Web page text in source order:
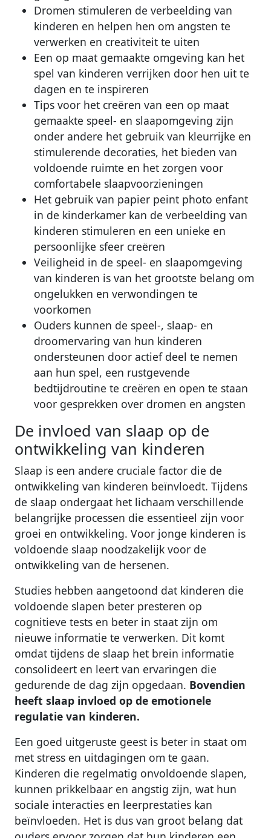
Dromen stimuleren de verbeelding van
kinderen en helpen hen om angsten te
verwerken en creativiteit te uiten
Een op maat gemaakte omgeving kan het
spel van kinderen verrijken door hen uit te
dagen en te inspireren
Tips voor het creëren van een op maat
gemaakte speel- en slaapomgeving zijn
onder andere het gebruik van kleurrijke en
stimulerende decoraties, het bieden van
voldoende ruimte en het zorgen voor
comfortabele slaapvoorzieningen
Het gebruik van papier peint photo enfant
in de kinderkamer kan de verbeelding van
kinderen stimuleren en een unieke en
persoonlijke sfeer creëren
Veiligheid in de speel- en slaapomgeving
van kinderen is van het grootste belang om
ongelukken en verwondingen te
voorkomen
Ouders kunnen de speel-, slaap- en
droomervaring van hun kinderen
ondersteunen door actief deel te nemen
aan hun spel, een rustgevende
bedtijdroutine te creëren en open te staan
voor gesprekken over dromen en angsten
De invloed van slaap op de
ontwikkeling van kinderen
Slaap is een andere cruciale factor die de
ontwikkeling van kinderen beïnvloedt. Tijdens
de slaap ondergaat het lichaam verschillende
belangrijke processen die essentieel zijn voor
groei en ontwikkeling. Voor jonge kinderen is
voldoende slaap noodzakelijk voor de
ontwikkeling van de hersenen.
Studies hebben aangetoond dat kinderen die
voldoende slapen beter presteren op
cognitieve tests en beter in staat zijn om
nieuwe informatie te verwerken. Dit komt
omdat tijdens de slaap het brein informatie
consolideert en leert van ervaringen die
gedurende de dag zijn opgedaan. Bovendien
heeft slaap invloed op de emotionele
regulatie van kinderen.
Een goed uitgeruste geest is beter in staat om
met stress en uitdagingen om te gaan.
Kinderen die regelmatig onvoldoende slapen,
kunnen prikkelbaar en angstig zijn, wat hun
sociale interacties en leerprestaties kan
beïnvloeden. Het is dus van groot belang dat